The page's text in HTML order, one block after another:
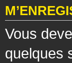
Vous
quelques